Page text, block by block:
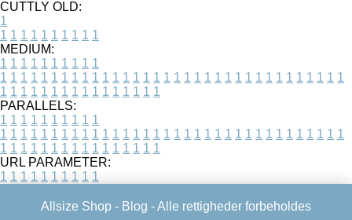
CUTTLY OLD:
1
1 1 1 1 1 1 1 1 1 1
MEDIUM:
1 1 1 1 1 1 1 1 1 1
1 1 1 1 1 1 1 1 1 1 1 1 1 1 1 1 1 1 1 1 1 1 1 1 1 1 1 1 1 1 1 1 1 1
1 1 1 1 1 1 1 1 1 1 1 1 1 1 1 1
PARALLELS:
1 1 1 1 1 1 1 1 1 1
1 1 1 1 1 1 1 1 1 1 1 1 1 1 1 1 1 1 1 1 1 1 1 1 1 1 1 1 1 1 1 1 1 1
1 1 1 1 1 1 1 1 1 1 1 1 1 1 1 1
URL PARAMETER:
1 1 1 1 1 1 1 1 1 1
Allsize Shop - Blog - Alle rettigheder forbeholdes